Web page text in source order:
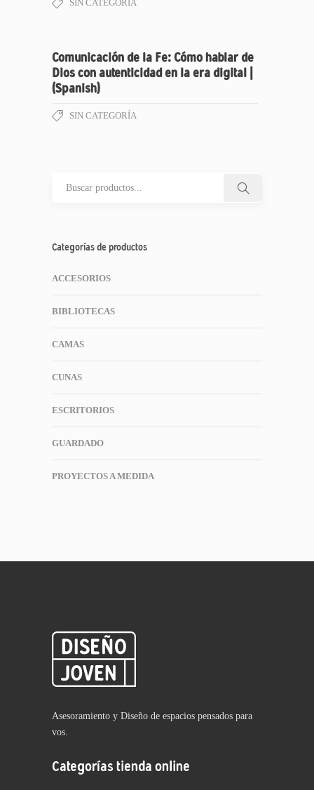
SIN CATEGORÍA
Comunicación de la Fe: Cómo hablar de
Dios con autenticidad en la era digital |
(Spanish)
SIN CATEGORÍA
Categorías de productos
ACCESORIOS
BIBLIOTECAS
CAMAS
CUNAS
ESCRITORIOS
GUARDADO
PROYECTOS A MEDIDA
Asesoramiento y Diseño de espacios pensados para
vos.
Categorías tienda online